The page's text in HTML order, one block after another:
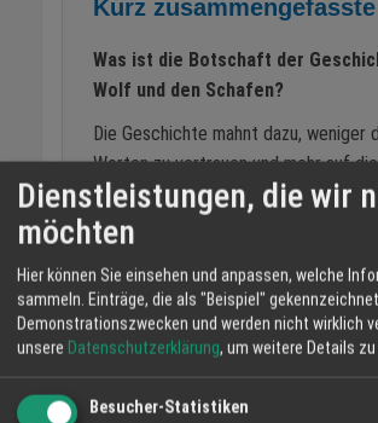
Kurz zusammengefasste
Was ist die Botschaft der
Wolf und den Schafen?
Die Geschichte mahnt dazu, weniger
Worten zu vertrauen und mehr auf
achten. Wer blind vertraut, gibt seine
Sicherheit in die Hände jener, die sie
Wer ist Katrin Bamberg?
Katrin Bamberg ist eine Erzählerin, die
Geschichten und Märchen in der
Dienstleistungen, die wir
möchten
Hier können Sie einsehen und anpassen, welche
sammeln. Einträge, die als "Beispiel"
Demonstrationszwecken und werden nicht wirklich
unsere Datenschutzerklärung, um weitere Details
Besucher-Statistiken